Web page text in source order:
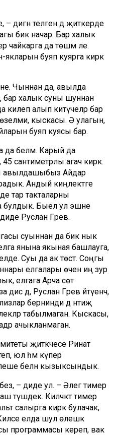
дигән теләген дә җиткерде
бик начар. Бар халык
чайкарга да төшәм әле.
буяп куярга кирәк
Чыннан да, авылда
бар халык суны шуннан
килеп алып китүчеләр бар
кыскасы. Ә улагын,
буяп куясы бар.
да беләм. Карый да
сантиметрлы агач кирәк.
авылдашыбыз Айдар
Андый киңлектәге
тар такталарны
булдык. Быел ул эшне
Руслан Гәрәев.
суыннан да бик нык
янына якыная башлауга,
Суы да ак төстә. Соңгы
елгалары өчен иң зур
елгага Арча сөт
дә, Руслан Гәрәев әйтүенчә,
бернинди дә нәтиҗә
табылмаган. Кыскасы,
ачыкланмаган.
җитәкчесе Ринат
юл һәм күпер
белән кызыксындык.
– диде ул. – Әлегә тимер
түшәдек. Киләчәктә тимер
салырга кирәк булачак,
елда шул өлешкә
программасы кереп, вак